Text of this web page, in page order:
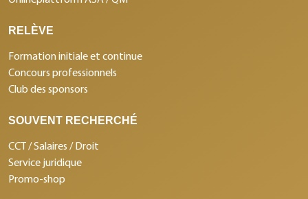
RELÈVE
Formation initiale et continue
Concours professionnels
Club des sponsors
SOUVENT RECHERCHÉ
CCT / Salaires / Droit
Service juridique
Promo-shop